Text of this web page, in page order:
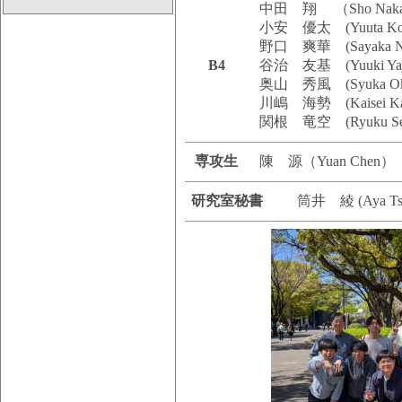
B4
中田 翔 （Sho
小安 優太 (Yuuta
野口 爽華 (Sayaka
谷治 友基 (Yuuki
奥山 秀風 (Syuka
川嶋 海勢 (Kaisei
関根 竜空 (Ryuku
専攻生 陳 源 （Yuan Chen）
研究室秘書 筒井 綾 (Aya